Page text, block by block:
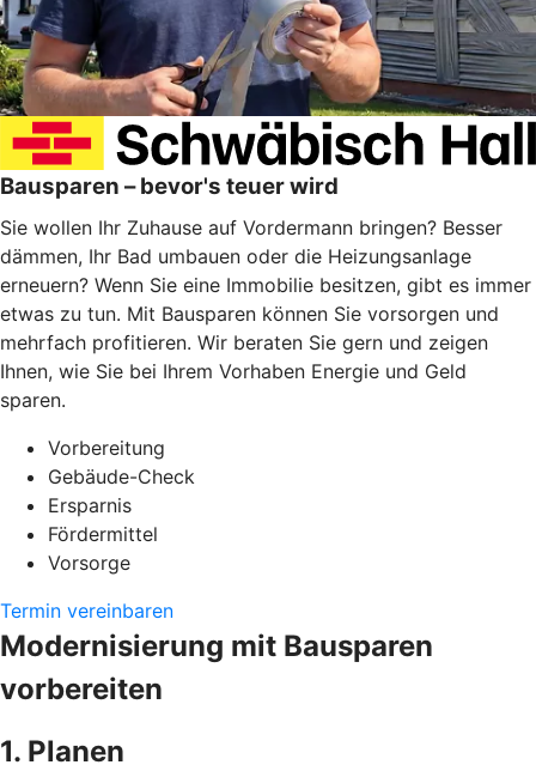
Bausparen – bevor's teuer wird
Sie wollen Ihr Zuhause auf Vordermann bringen? Besser
dämmen, Ihr Bad umbauen oder die Heizungsanlage
erneuern? Wenn Sie eine Immobilie besitzen, gibt es immer
etwas zu tun. Mit Bausparen können Sie vorsorgen und
mehrfach profitieren. Wir beraten Sie gern und zeigen
Ihnen, wie Sie bei Ihrem Vorhaben Energie und Geld
sparen.
Vorbereitung
Gebäude-Check
Ersparnis
Fördermittel
Vorsorge
Termin vereinbaren
Modernisierung mit Bausparen
vorbereiten
1. Planen